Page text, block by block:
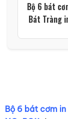
Bộ 6 bát
Bát Tràng
Bộ 6 bát cơm